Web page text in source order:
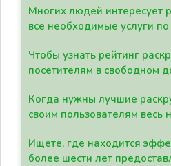
Многих людей интересует
все необходимые услуги
Чтобы узнать рейтинг
посетителям в свободном
Когда нужны лучшие
своим пользователям
Ищете, где находится
более шести лет